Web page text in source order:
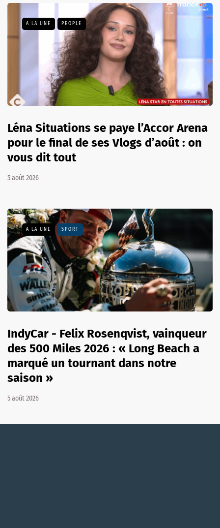
A LA UNE PEOPLE
Léna Situations se paye l’Accor Arena
pour le final de ses Vlogs d’août : on
vous dit tout
5 août 2026
A LA UNE SPORT
IndyCar - Felix Rosenqvist, vainqueur
des 500 Miles 2026 : « Long Beach a
marqué un tournant dans notre
saison »
5 août 2026